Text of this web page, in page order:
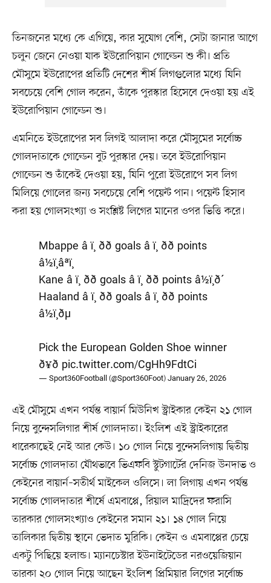
তিনজনের মধ্যে কে এগিয়ে, কার সুযোগ বেশি, সেটা জানার আগে
চলুন জেনে নেওয়া যাক ইউরোপিয়ান গোল্ডেন শু কী। প্রতি
মৌসুমে ইউরোপের প্রতিটি দেশের শীর্ষ লিগগুলোর মধ্যে যিনি
সবচেয়ে বেশি গোল করেন, তাঁকে পুরস্কার হিসেবে দেওয়া হয় এই
ইউরোপিয়ান গোল্ডেন শু।
এমনিতে ইউরোপের সব লিগই আলাদা করে মৌসুমের সর্বোচ্চ
গোলদাতাকে গোল্ডেন বুট পুরস্কার দেয়। তবে ইউরোপিয়ান
গোল্ডেন শু তাঁকেই দেওয়া হয়, যিনি পুরো ইউরোপে সব লিগ
মিলিয়ে গোলের জন্য সবচেয়ে বেশি পয়েন্ট পান। পয়েন্ট হিসাব
করা হয় গোলসংখ্যা ও সংশ্লিষ্ট লিগের মানের ওপর ভিত্তি করে।
Mbappe â¡ï¸ ðð goals â¡ï¸ ðð points
â½ï¸âªï¸
Kane â¡ï¸ ðð goals â¡ï¸ ðð points â½ï¸ð´
Haaland â¡ï¸ ðð goals â¡ï¸ ðð points
â½ï¸ðµ
Pick the European Golden Shoe winner
ð¥ð pic.twitter.com/CgHh9FdtCi
— Sport360Football (@Sport360Foot)January 26, 2026
এই মৌসুমে এখন পর্যন্ত বায়ার্ন মিউনিখ স্ট্রাইকার কেইন ২১ গোল
নিয়ে বুন্দেসলিগার শীর্ষ গোলদাতা। ইংলিশ এই স্ট্রাইকারের
ধারেকাছেই নেই আর কেউ। ১০ গোল নিয়ে বুন্দেসলিগায় দ্বিতীয়
সর্বোচ্চ গোলদাতা যৌথভাবে ভিএফবি স্টুটগার্টের দেনিজ উনদাভ ও
কেইনের বায়ার্ন–সতীর্থ মাইকেল ওলিসে। লা লিগায় এখন পর্যন্ত
সর্বোচ্চ গোলদাতার শীর্ষে এমবাপ্পে, রিয়াল মাদ্রিদের ফরাসি
তারকার গোলসংখ্যাও কেইনের সমান ২১। ১৪ গোল নিয়ে
তালিকার দ্বিতীয় স্থানে ভেদাত মুরিকি। কেইন ও এমবাপ্পের চেয়ে
একটু পিছিয়ে হলান্ড। ম্যানচেস্টার ইউনাইটেডের নরওয়েজিয়ান
তারকা ২০ গোল নিয়ে আছেন ইংলিশ প্রিমিয়ার লিগের সর্বোচ্চ